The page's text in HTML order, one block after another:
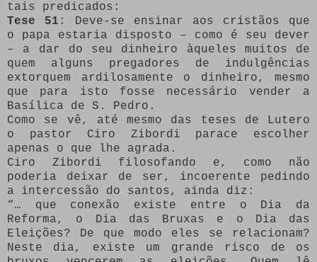
tais predicados:
Tese 51 : Deve-se ensinar aos cristãos que
o papa estaria disposto – como é seu dever
– a dar do seu dinheiro àqueles muitos de
quem alguns pregadores de indulgências
extorquem ardilosamente o dinheiro, mesmo
que para isto fosse necessário vender a
Basílica de S. Pedro.
Como se vê, até mesmo das teses de Lutero
o pastor Ciro Zibordi parace escolher
apenas o que lhe agrada.
Ciro Zibordi filosofando e, como não
poderia deixar de ser, incoerente pedindo
a intercessão do santos, ainda diz:
“… que conexão existe entre o Dia da
Reforma, o Dia das Bruxas e o Dia das
Eleições? De que modo eles se relacionam?
Neste dia, existe um grande risco de os